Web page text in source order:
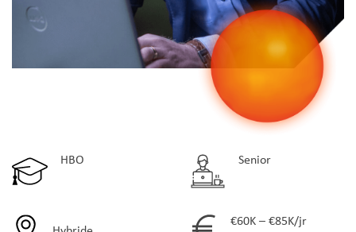
HBO Senior
€60K – €85K/jr